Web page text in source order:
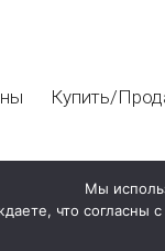
Купить/
Мы
что